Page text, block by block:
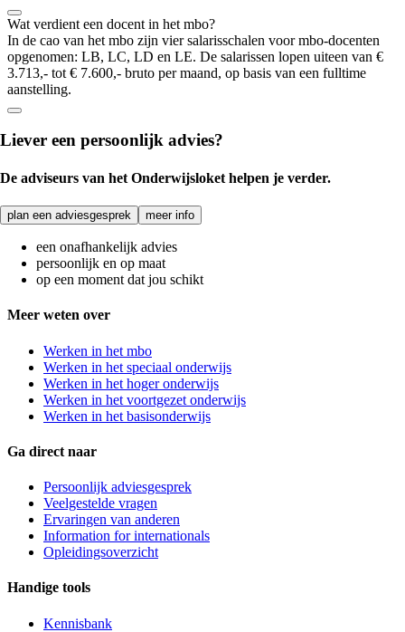
Wat verdient een docent in het mbo?
In de cao van het mbo zijn vier salarisschalen voor mbo-docenten
opgenomen: LB, LC, LD en LE. De salarissen lopen uiteen van €
3.713,- tot € 7.600,- bruto per maand, op basis van een fulltime
aanstelling.
Liever een persoonlijk advies?
De adviseurs van het Onderwijsloket helpen je verder.
plan een adviesgesprek meer info
een onafhankelijk advies
persoonlijk en op maat
op een moment dat jou schikt
Meer weten over
Werken in het mbo
Werken in het speciaal onderwijs
Werken in het hoger onderwijs
Werken in het voortgezet onderwijs
Werken in het basisonderwijs
Ga direct naar
Persoonlijk adviesgesprek
Veelgestelde vragen
Ervaringen van anderen
Information for internationals
Opleidingsoverzicht
Handige tools
Kennisbank